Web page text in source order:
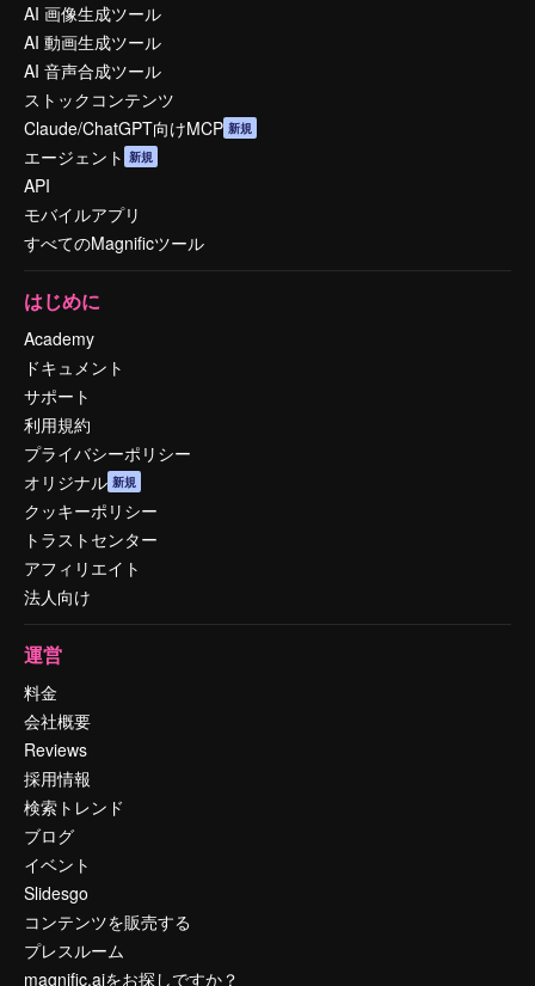
AI 画像生成ツール
AI 動画生成ツール
AI 音声合成ツール
ストックコンテンツ
Claude/ChatGPT向けMCP 新規
エージェント 新規
API
モバイルアプリ
すべてのMagnificツール
はじめに
Academy
ドキュメント
サポート
利用規約
プライバシーポリシー
オリジナル 新規
クッキーポリシー
トラストセンター
アフィリエイト
法人向け
運営
料金
会社概要
Reviews
採用情報
検索トレンド
ブログ
イベント
Slidesgo
コンテンツを販売する
プレスルーム
magnific.aiをお探しですか？